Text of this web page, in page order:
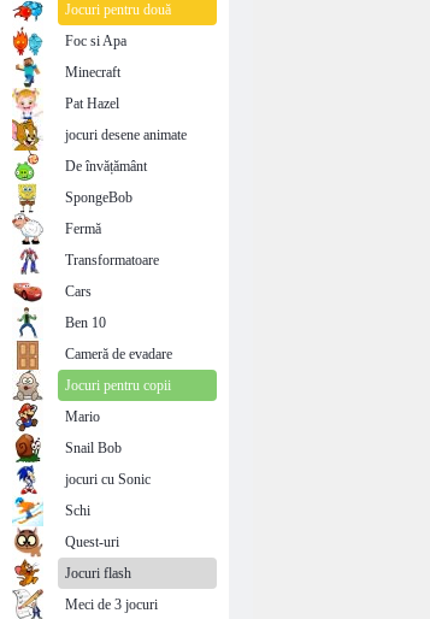
Jocuri pentru două
Foc si Apa
Minecraft
Pat Hazel
jocuri desene animate
De învățământ
SpongeBob
Fermă
Transformatoare
Cars
Ben 10
Cameră de evadare
Jocuri pentru copii
Mario
Snail Bob
jocuri cu Sonic
Schi
Quest-uri
Jocuri flash
Meci de 3 jocuri